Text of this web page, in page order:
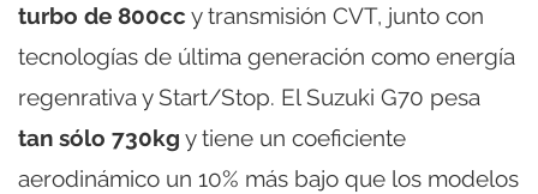
turbo de 800cc y transmisión CVT, junto con
tecnologías de última generación como energía
regenrativa y Start/Stop. El Suzuki G70 pesa
tan sólo 730kg y tiene un coeficiente
aerodinámico un 10% más bajo que los modelos